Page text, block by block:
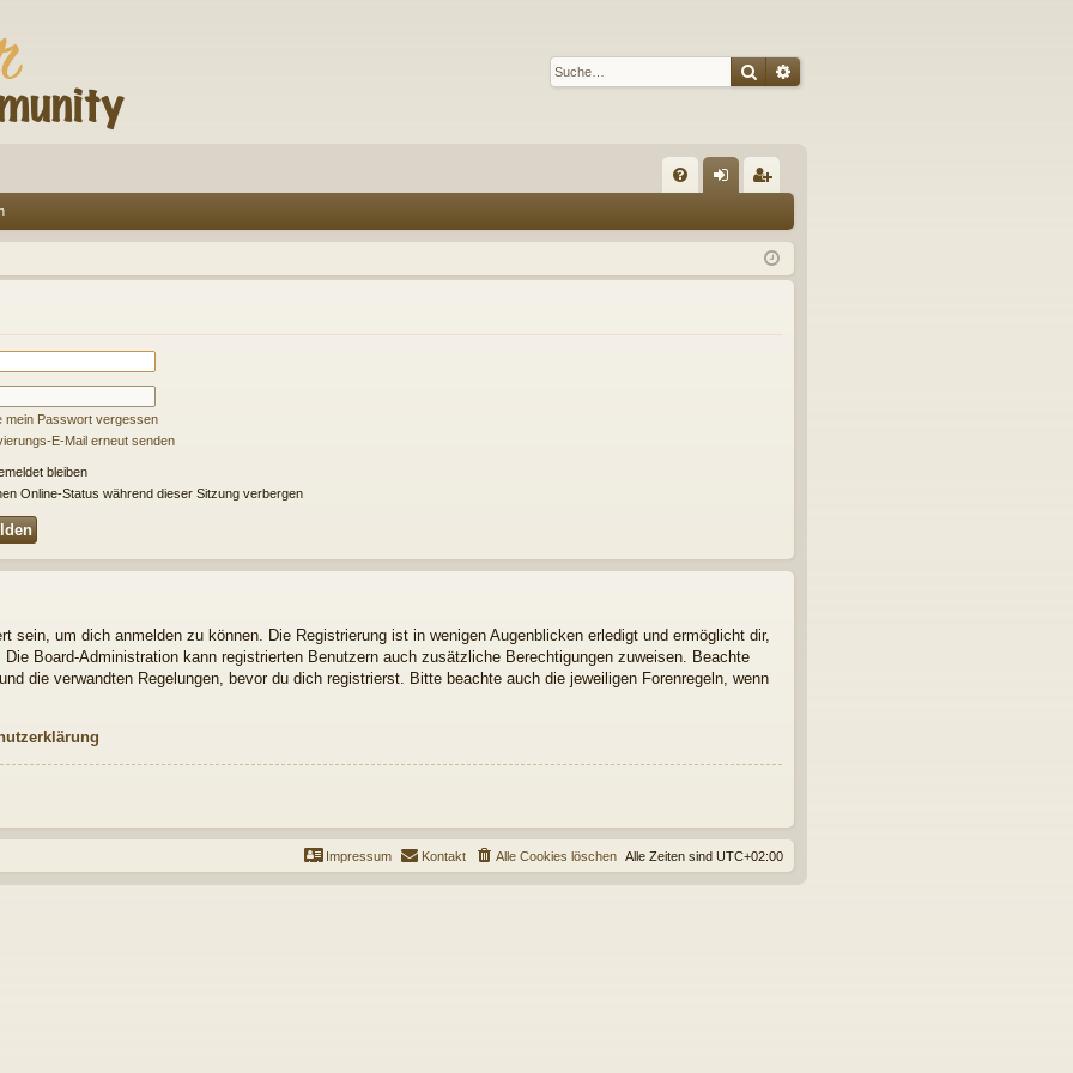
SucheErweiterte Suche
Q m
el
ist
rie
mein Passwort vergessen
E-Mail erneut senden
bleiben
Online-Status während dieser Sitzung verbergen
sein, um dich anmelden zu können. Die Registrierung ist in wenigen Augenblicken erledigt und ermöglicht dir,
Board-Administration kann registrierten Benutzern auch zusätzliche Berechtigungen zuweisen. Beachte
die verwandten Regelungen, bevor du dich registrierst. Bitte beachte auch die jeweiligen Forenregeln, wenn
Alle Zeiten sind UTC+02:00
Alle Cookies löschen
Kontakt
Impressum